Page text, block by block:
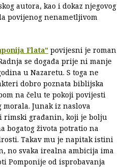
autora, kao i dokaz njegovog
povijenog nenametljivom
Flata" povijesni je roman
se događa prije ni manje
u Nazaretu. S toga ne
dobro poznata biblijska
na čelu te pokoji povijesti
Junak iz naslova
rimski građanin, koji je bolju
bogatog života potratio na
Takav mu je napitak istini
no svaka irealna ambicija ima
Pomponije od isprobavanja